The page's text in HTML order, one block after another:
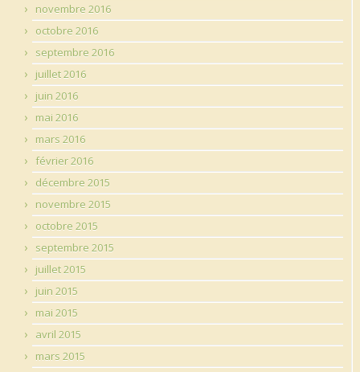
novembre 2016
octobre 2016
septembre 2016
juillet 2016
juin 2016
mai 2016
mars 2016
février 2016
décembre 2015
novembre 2015
octobre 2015
septembre 2015
juillet 2015
juin 2015
mai 2015
avril 2015
mars 2015